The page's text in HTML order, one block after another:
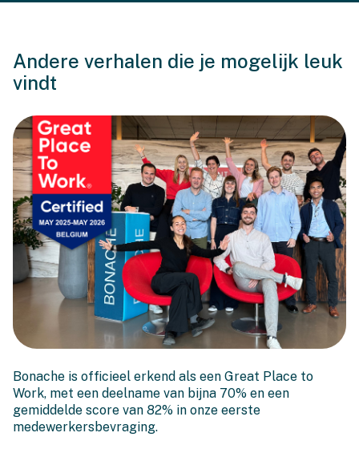
Andere verhalen die je mogelijk leuk
vindt
Great Place to Work!
Bonache is officieel erkend als een Great Place to
Work, met een deelname van bijna 70% en een
gemiddelde score van 82% in onze eerste
medewerkersbevraging.